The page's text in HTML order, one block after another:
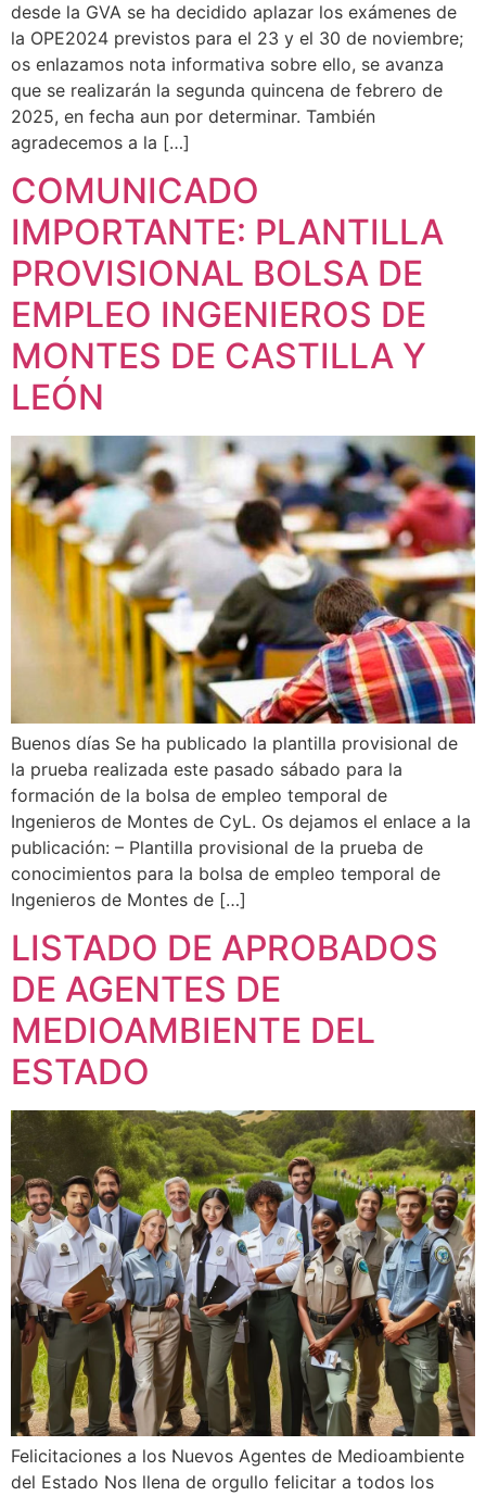
desde la GVA se ha decidido aplazar los exámenes de
la OPE2024 previstos para el 23 y el 30 de noviembre;
os enlazamos nota informativa sobre ello, se avanza
que se realizarán la segunda quincena de febrero de
2025, en fecha aun por determinar. También
agradecemos a la […]
COMUNICADO
IMPORTANTE: PLANTILLA
PROVISIONAL BOLSA DE
EMPLEO INGENIEROS DE
MONTES DE CASTILLA Y
LEÓN
Buenos días Se ha publicado la plantilla provisional de
la prueba realizada este pasado sábado para la
formación de la bolsa de empleo temporal de
Ingenieros de Montes de CyL. Os dejamos el enlace a la
publicación: – Plantilla provisional de la prueba de
conocimientos para la bolsa de empleo temporal de
Ingenieros de Montes de […]
LISTADO DE APROBADOS
DE AGENTES DE
MEDIOAMBIENTE DEL
ESTADO
Felicitaciones a los Nuevos Agentes de Medioambiente
del Estado Nos llena de orgullo felicitar a todos los